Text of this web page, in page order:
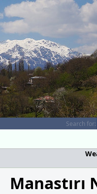
Search for:
Manastırı